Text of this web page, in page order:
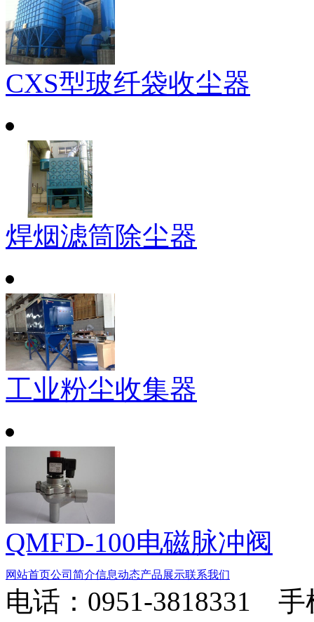
CXS型玻纤袋收尘器
焊烟滤筒除尘器
工业粉尘收集器
QMFD-100电磁脉冲阀
网站首页公司简介信息动态产品展示联系我们
电话：0951-3818331 手